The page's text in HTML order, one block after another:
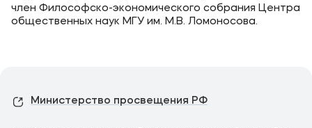
член Философско-экономического собрания Центра
общественных наук МГУ им. М.В. Ломоносова.
Министерство просвещения РФ